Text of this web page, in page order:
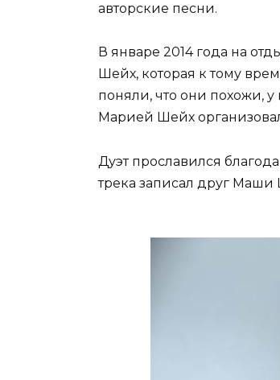
авторские песни.
В январе 2014 года на
Шейх, которая к тому
поняли, что они похожи,
Марией Шейх
Дуэт прославился
трека записал друг